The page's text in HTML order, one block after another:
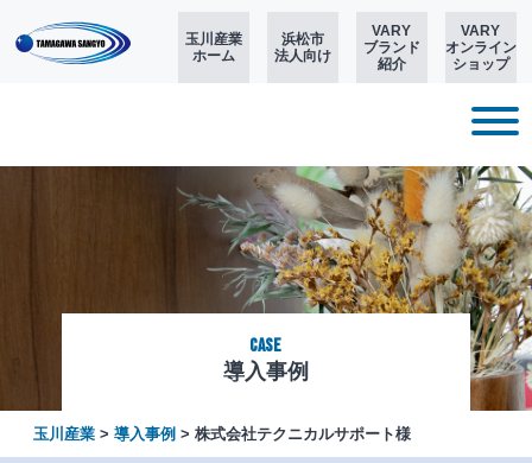
玉川産業
ホーム
浜松市
法人向け
VARY
ブランド
紹介
VARY
オンライン
ショップ
導入事例
Case
玉川産業> 導入事例 > 株式会社テクニカルサポート様